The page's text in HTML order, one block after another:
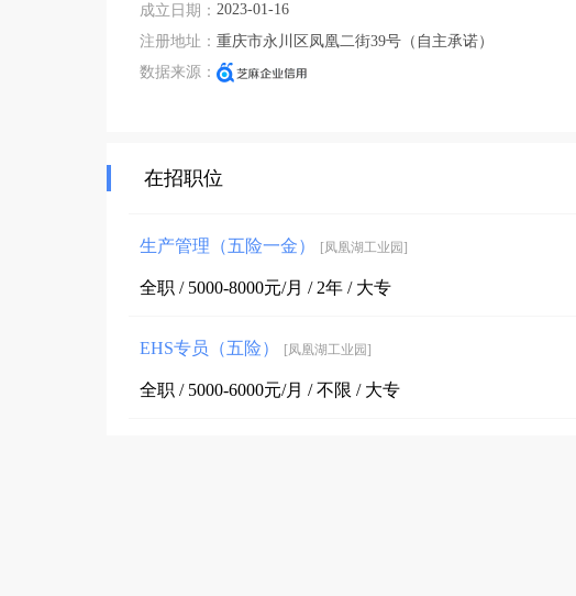
完善的技术，周到的服务，卓越的品质为生存根本，我们始终
成立日期： 2023-01-16
注册地址： 重庆市永川区凤凰二街39号（自主承诺）
数据来源：
在招职位
生产管理（五险一金） [凤凰湖工业园]
全职 / 5000-8000元/月 / 2年 / 大专
EHS专员（五险） [凤凰湖工业园]
全职 / 5000-6000元/月 / 不限 / 大专